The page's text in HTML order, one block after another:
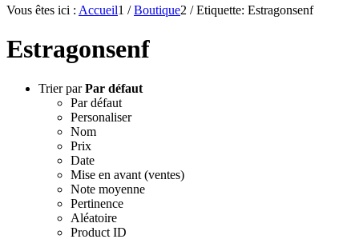
Vous êtes ici : Accueil1 / Boutique2 / Etiquette: Estragonsenf
Estragonsenf
Trier parPar défaut
Par défaut
Personaliser
Nom
Prix
Date
Mise en avant (ventes)
Note moyenne
Pertinence
Aléatoire
Product ID